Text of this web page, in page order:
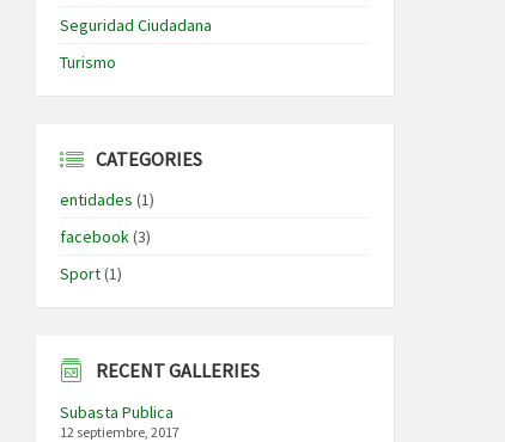
Seguridad Ciudadana
Turismo
CATEGORIES
entidades (1)
facebook(3)
Sport(1)
RECENT GALLERIES
Subasta Publica
12 septiembre, 2017